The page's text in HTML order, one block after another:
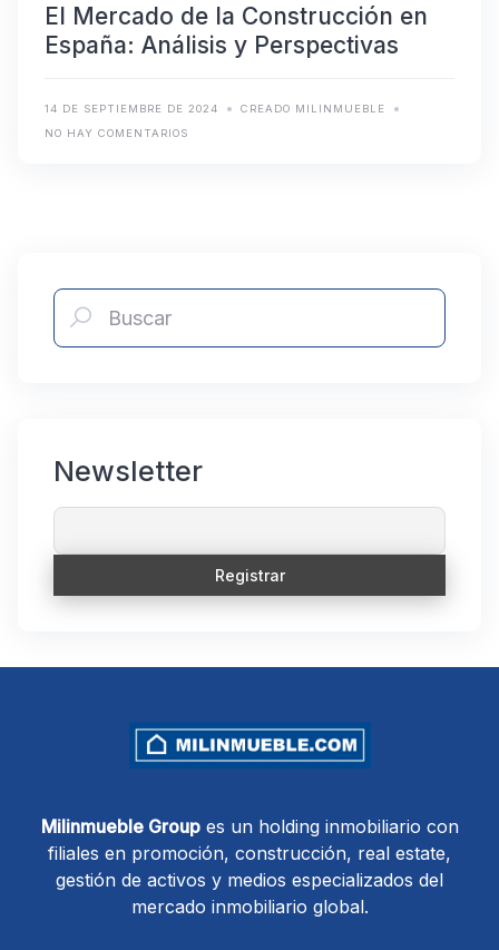
El Mercado de la Construcción en
España: Análisis y Perspectivas
14 DE SEPTIEMBRE DE 2024
CREADO MILINMUEBLE
NO HAY COMENTARIOS
Newsletter
Milinmueble Groupes un holding inmobiliario con
filiales en promoción, construcción, real estate,
gestión de activos y medios especializados del
mercado inmobiliario global.